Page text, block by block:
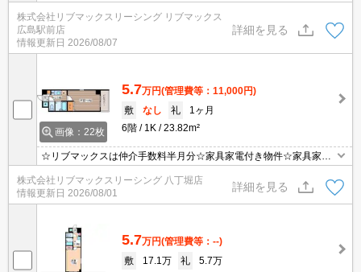
購入の手間や費用が抑えられます☆全室50GBモバイルWiFi付きで
簡単ネット接続☆ご転勤や初めての一人暮らしの方にオススメ☆彡
株式会社リブマックスリーシング リブマックス
広島駅前店
情報更新日 2026/08/07
詳細を見る
画像：22枚
5.7万円(管理費等：11,000円)
敷
なし 礼
1ヶ月
6階
1K 23.82m²
☆リブマックスは仲介手数料半月分☆家具家電付き物件☆家具家電
購入の手間や費用が抑えられます☆全室50GBモバイルWiFi付きで
簡単ネット接続☆ご転勤や初めての一人暮らしの方にオススメ☆彡
株式会社リブマックスリーシング 八丁堀店
情報更新日 2026/08/01
詳細を見る
5.7万円(管理費等：--)
敷
17.1万 礼
5.7万